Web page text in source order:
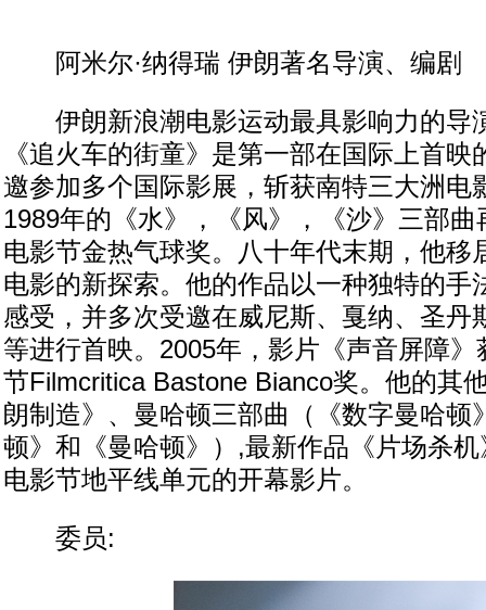
阿米尔·纳得瑞 伊朗著名导演、编剧
伊朗新浪潮电影运动最具影响力的导
《追火车的街童》是第一部在国际上首映
邀参加多个国际影展，斩获南特三大洲电
1989年的《水》，《风》，《沙》三部
电影节金热气球奖。八十年代末期，他移
电影的新探索。他的作品以一种独特的手
感受，并多次受邀在威尼斯、戛纳、圣丹
等进行首映。2005年，影片《声音屏障
节Filmcritica Bastone Bianco奖。他的其
朗制造》、曼哈顿三部曲（《数字曼哈顿
顿》和《曼哈顿》）,最新作品《片场杀
电影节地平线单元的开幕影片。
委员: